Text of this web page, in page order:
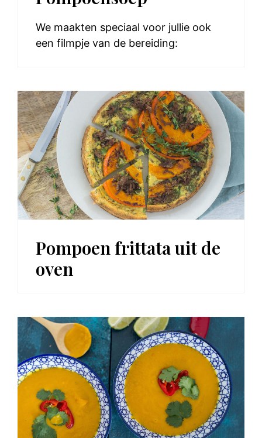
We maakten speciaal voor jullie ook
een filmpje van de bereiding:
Pompoen frittata uit de
oven